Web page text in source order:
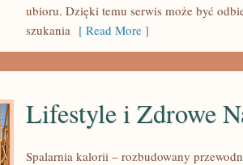
ubioru. Dzięki temu serwis może być
szukania [ Read More ]
Lifestyle i Zdrowe
Spalarnia kalorii – rozbudowany